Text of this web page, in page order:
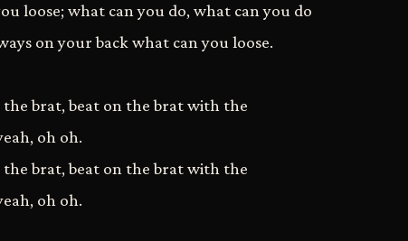
loose; what can you do, what can you do
on your back what can you loose.
brat, beat on the brat with the
oh oh.
brat, beat on the brat with the
oh oh.